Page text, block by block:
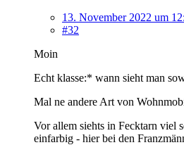
13. November 2022 um
#32
Moin
Echt klasse:* wann sieht man
Mal ne andere Art von
Vor allem siehts in Fecktarn viel
einfarbig - hier bei den